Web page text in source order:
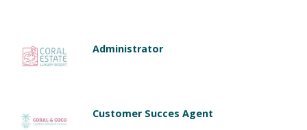
Administrator
Customer Succes Agent